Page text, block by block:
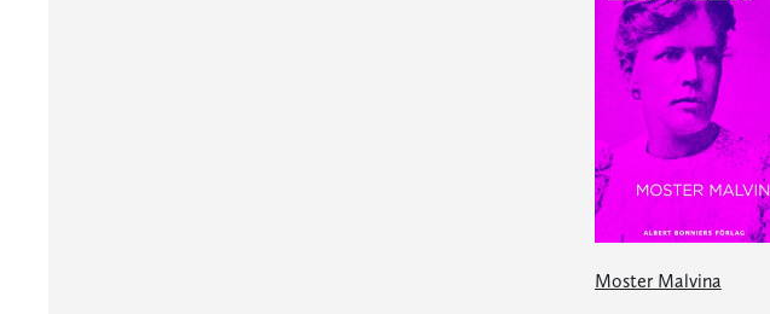
Moster Malvina